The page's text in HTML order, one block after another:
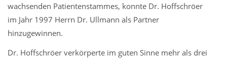
wachsenden Patientenstammes, konnte Dr. Hoffschröer
im Jahr 1997 Herrn Dr. Ullmann als Partner
hinzugewinnen.
Dr. Hoffschröer verkörperte im guten Sinne mehr als drei